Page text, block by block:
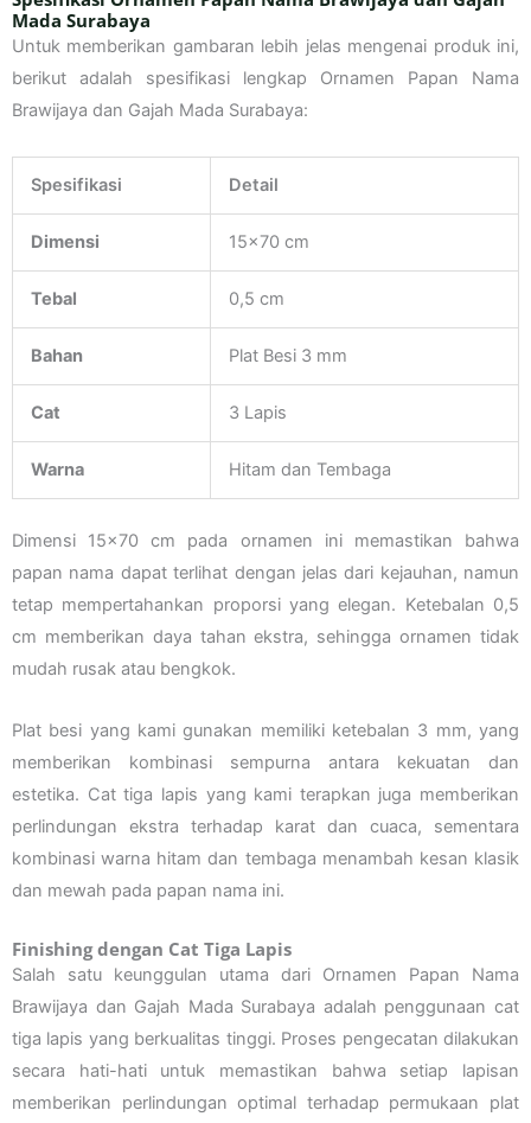
Mada Surabaya
Untuk memberikan gambaran lebih jelas mengenai produk ini,
berikut adalah spesifikasi lengkap Ornamen Papan Nama
Brawijaya dan Gajah Mada Surabaya:
Spesifikasi Detail
Dimensi 15×70 cm
Tebal 0,5 cm
Bahan Plat Besi 3 mm
Cat 3 Lapis
Warna Hitam dan Tembaga
Dimensi 15×70 cm pada ornamen ini memastikan bahwa
papan nama dapat terlihat dengan jelas dari kejauhan, namun
tetap mempertahankan proporsi yang elegan. Ketebalan 0,5
cm memberikan daya tahan ekstra, sehingga ornamen tidak
mudah rusak atau bengkok.
Plat besi yang kami gunakan memiliki ketebalan 3 mm, yang
memberikan kombinasi sempurna antara kekuatan dan
estetika. Cat tiga lapis yang kami terapkan juga memberikan
perlindungan ekstra terhadap karat dan cuaca, sementara
kombinasi warna hitam dan tembaga menambah kesan klasik
dan mewah pada papan nama ini.
Finishing dengan Cat Tiga Lapis
Salah satu keunggulan utama dari Ornamen Papan Nama
Brawijaya dan Gajah Mada Surabaya adalah penggunaan cat
tiga lapis yang berkualitas tinggi. Proses pengecatan dilakukan
secara hati-hati untuk memastikan bahwa setiap lapisan
memberikan perlindungan optimal terhadap permukaan plat